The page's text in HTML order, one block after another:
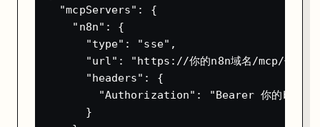
  "mcpServers": {
    "n8n": {
      "type": "sse",
"url": "https://你的n8n域名/mcp/你的工
      "headers": {
"Authorization": "Bearer 你的
      }